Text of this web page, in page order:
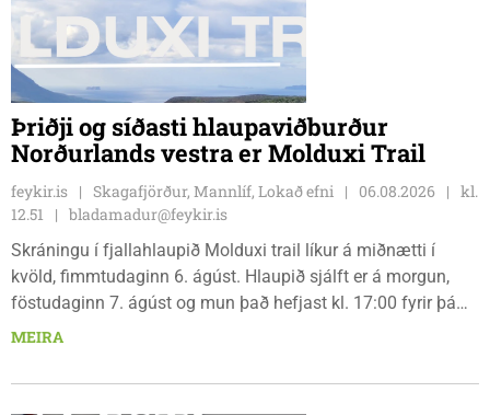
Þriðji og síðasti hlaupaviðburður
Norðurlands vestra er Molduxi Trail
feykir.is Skagafjörður, Mannlíf, Lokað efni 06.08.2026
kl.
12.51
bladamadur@feykir.is
Skráningu í fjallahlaupið Molduxi trail líkur á miðnætti í
kvöld, fimmtudaginn 6. ágúst. Hlaupið sjálft er á morgun,
föstudaginn 7. ágúst og mun það hefjast kl. 17:00 fyrir þá
keppendur sem ætla sér 20 km em kl. 18:00 fyrir 12 km
fjölbrautaskólans en þar er líka komið í mark þannig
MEIRA